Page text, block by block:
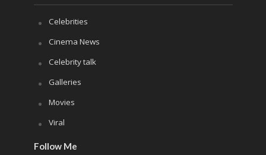
Celebrities
Cinema News
Celebrity talk
Galleries
Movies
Viral
Follow Me